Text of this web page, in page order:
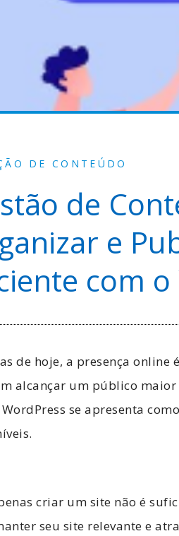
DE CONTEÚDO
de
e
com
de hoje, a presença
alcançar um público maior
WordPress se apresenta
criar um site não é
seu site relevante e